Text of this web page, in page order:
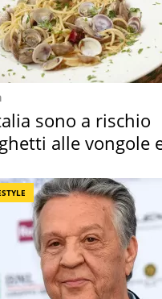
sono a rischio
alle vongole